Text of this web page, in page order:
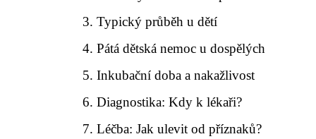
Typický průběh u dětí
Pátá dětská nemoc u dospělých
Inkubační doba a nakažlivost
Diagnostika: Kdy k lékaři?
Léčba: Jak ulevit od příznaků?